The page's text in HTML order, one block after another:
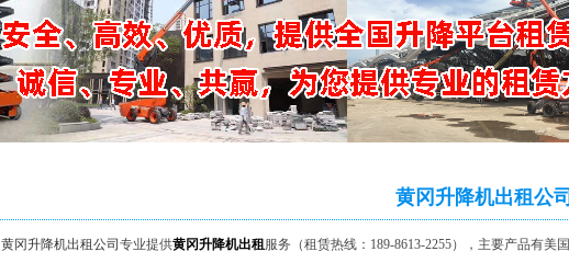
黄冈升降机出租公司
黄冈升降机出租公司 专业提供黄冈升降机出租服务（租赁热线：189-8613-2255），主要产品有美